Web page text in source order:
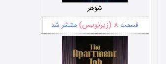
شوهر
قسمت ۸ (زیرنویس) منتشر شد